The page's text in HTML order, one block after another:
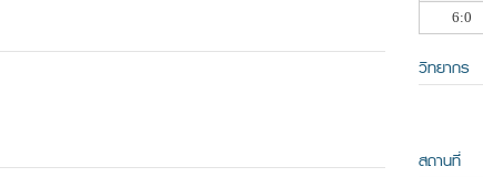
6:0
วิทยากร
สถานที่